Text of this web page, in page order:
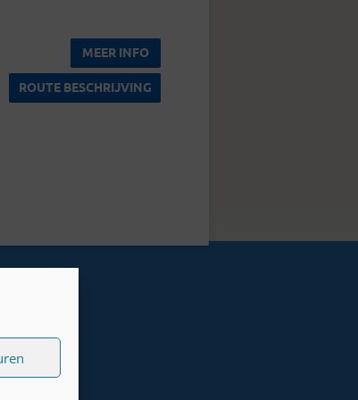
MEER INFO
ROUTE BESCHRIJVING